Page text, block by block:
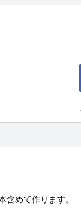
含めて作ります。